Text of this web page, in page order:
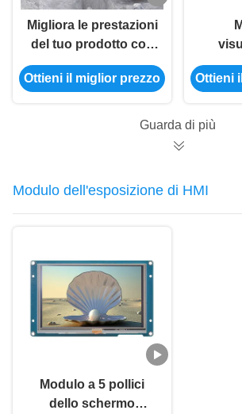
Migliora le prestazioni
del tuo prodotto con
ESP32 Display
Module Operating
Ottieni il miglior prezzo
per
Ottieni
Guarda di più
Modulo dell'esposizione di HMI
Modulo a 5 pollici
dello schermo